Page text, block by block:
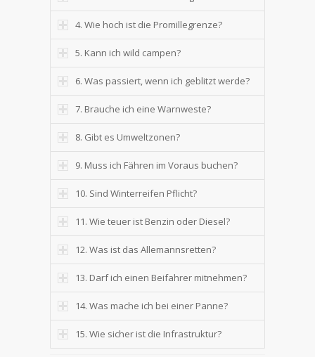
4. Wie hoch ist die Promillegrenze?
5. Kann ich wild campen?
6. Was passiert, wenn ich geblitzt werde?
7. Brauche ich eine Warnweste?
8. Gibt es Umweltzonen?
9. Muss ich Fähren im Voraus buchen?
10. Sind Winterreifen Pflicht?
11. Wie teuer ist Benzin oder Diesel?
12. Was ist das Allemannsretten?
13. Darf ich einen Beifahrer mitnehmen?
14. Was mache ich bei einer Panne?
15. Wie sicher ist die Infrastruktur?